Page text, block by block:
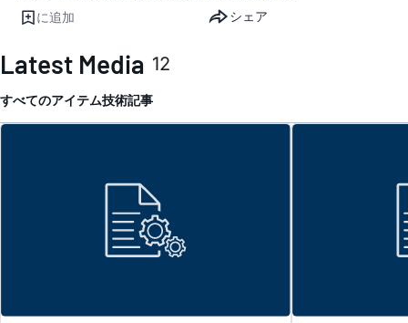
に追加 シェア
Latest Media 12
すべてのアイテム技術記事